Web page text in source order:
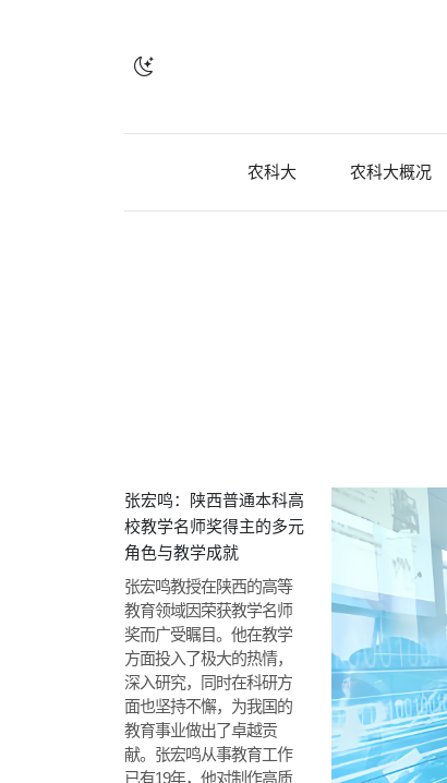
农科大 农科大概况
张宏鸣：陕西普通本科高
校教学名师奖得主的多元
角色与教学成就
张宏鸣教授在陕西的高等
教育领域因荣获教学名师
奖而广受瞩目。他在教学
方面投入了极大的热情，
深入研究，同时在科研方
面也坚持不懈，为我国的
教育事业做出了卓越贡
献。张宏鸣从事教育工作
已有19年，他对制作高质